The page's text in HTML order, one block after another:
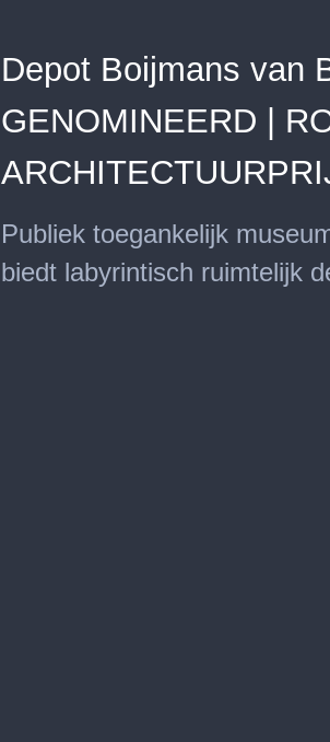
Depot Boijmans van
GENOMINEERD |
Publiek toegankelijk
biedt labyrintisch ruimtelijk